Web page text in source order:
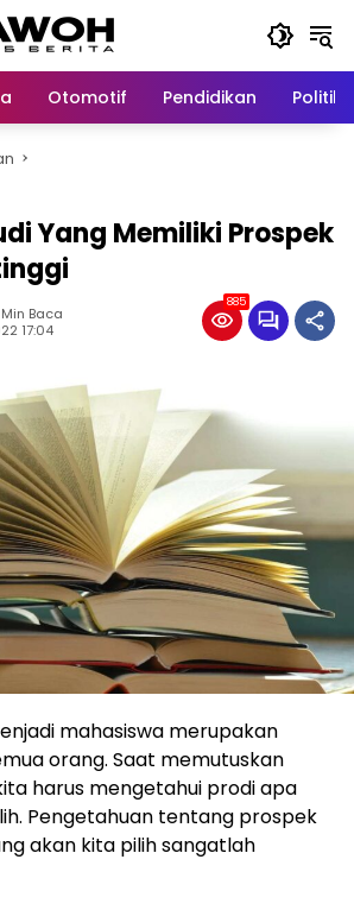
Otomotif Pendidikan Politik
Yang Memiliki Prospek
Baca
17:04
885
mahasiswa merupakan
orang. Saat memutuskan
harus mengetahui prodi apa
Pengetahuan tentang prospek
akan kita pilih sangatlah